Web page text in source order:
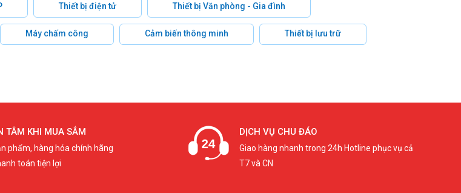
Thiết bị điện tử Thiết bị Văn phòng - Gia đình
Máy chấm công Cảm biến thông minh Thiết bị lưu trữ
TÂM KHI MUA SẮM
phẩm, hàng hóa chính hãng
toán tiện lợi
DỊCH VỤ CHU ĐÁO
Giao hàng nhanh trong 24h Hotline phục vụ cả
T7 và CN